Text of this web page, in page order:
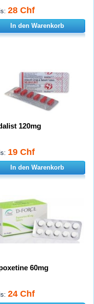
28 Chf
In den Warenkorb
120mg
19 Chf
In den Warenkorb
60mg
24 Chf